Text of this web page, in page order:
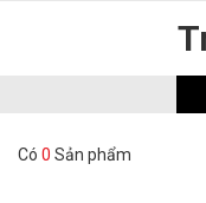
Có 0 Sản phẩm